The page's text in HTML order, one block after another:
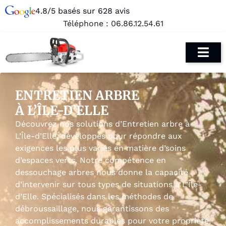
4.8/5 basés sur 628 avis
Téléphone : 06.86.12.54.61
ENTRETIEN ARBRE
À L’ÎLE-D’ELLE
Découvrez nos solutions d’Entretien arbre à
L’Île-d’Elle, développés pour répondre aux
exigences les plus variés en matière d’soins
d’espaces verts. Notre compétence en
dessouchage arbres nous donne la capacité
d’intervenir sur tous types de situations à L’Île-
d’Elle. Spécialisés dans les méthodes de
débroussaillage, nous garantissons des
accomplissements durables pour votre propriété.